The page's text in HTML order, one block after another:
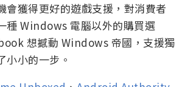
會獲得更好的遊戲支援，對消費者
種 Windows 電腦以外的購買選
想撼動 Windows 帝國，支援獨
小小的一步。